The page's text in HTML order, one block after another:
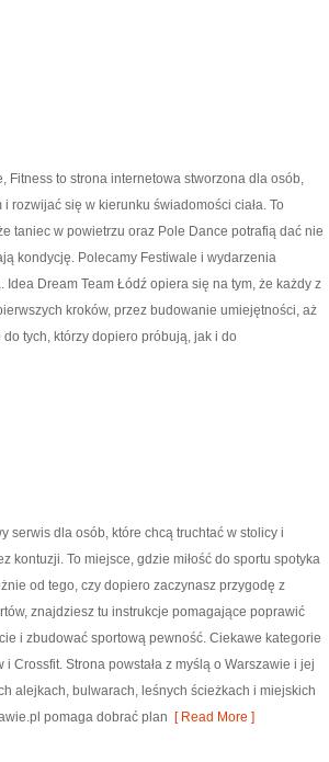
Fitness to strona internetowa stworzona dla osób,
rozwijać się w kierunku świadomości ciała. To
taniec w powietrzu oraz Pole Dance potrafią dać nie
kondycję. Polecamy Festiwale i wydarzenia
Dream Team Łódź opiera się na tym, że każdy z
kroków, przez budowanie umiejętności, aż
tych, którzy dopiero próbują, jak i do
serwis dla osób, które chcą truchtać w stolicy i
kontuzji. To miejsce, gdzie miłość do sportu spotyka
od tego, czy dopiero zaczynasz przygodę z
znajdziesz tu instrukcje pomagające poprawić
i zbudować sportową pewność. Ciekawe kategorie
Crossfit. Strona powstała z myślą o Warszawie i jej
alejkach, bulwarach, leśnych ścieżkach i miejskich
pomaga dobrać plan [ Read More ]